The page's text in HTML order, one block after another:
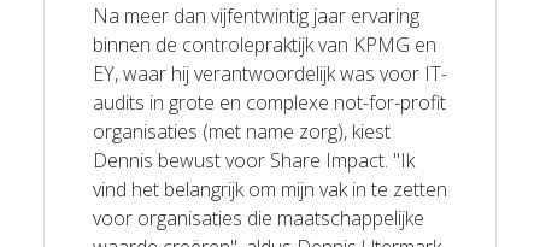
Na meer dan vijfentwintig jaar ervaring
binnen de controlepraktijk van KPMG en
EY, waar hij verantwoordelijk was voor IT-
audits in grote en complexe not-for-profit
organisaties (met name zorg), kiest
Dennis bewust voor Share Impact. "Ik
vind het belangrijk om mijn vak in te zetten
voor organisaties die maatschappelijke